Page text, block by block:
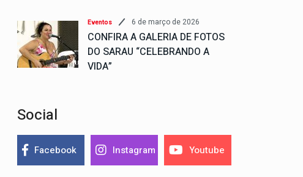
Eventos 6 de março de 2026
CONFIRA A GALERIA DE FOTOS
DO SARAU “CELEBRANDO A
VIDA”
Social
Facebook Instagram Youtube